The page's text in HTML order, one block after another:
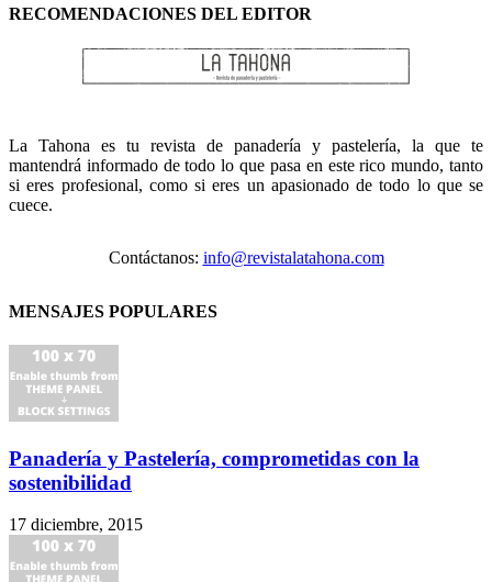
RECOMENDACIONES DEL EDITOR
La Tahona es tu revista de panadería y pastelería, la que te
mantendrá informado de todo lo que pasa en este rico mundo, tanto
si eres profesional, como si eres un apasionado de todo lo que se
cuece.
Contáctanos: info@revistalatahona.com
MENSAJES POPULARES
Panadería y Pastelería, comprometidas con la
sostenibilidad
17 diciembre, 2015